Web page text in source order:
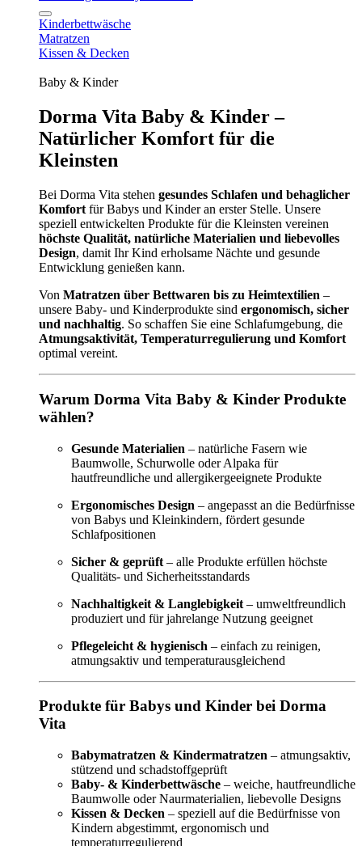
Kinderbettwäsche
Matratzen
Kissen & Decken
Baby & Kinder
Dorma Vita Baby & Kinder –
Natürlicher Komfort für die
Kleinsten
Bei Dorma Vita stehen gesundes Schlafen und behaglicher
Komfort für Babys und Kinder an erster Stelle. Unsere
speziell entwickelten Produkte für die Kleinsten vereinen
höchste Qualität, natürliche Materialien und liebevolles
Design, damit Ihr Kind erholsame Nächte und gesunde
Entwicklung genießen kann.
Von Matratzen über Bettwaren bis zu Heimtextilien –
unsere Baby- und Kinderprodukte sind ergonomisch, sicher
und nachhaltig. So schaffen Sie eine Schlafumgebung, die
Atmungsaktivität, Temperaturregulierung und Komfort
optimal vereint.
Warum Dorma Vita Baby & Kinder Produkte
wählen?
Gesunde Materialien – natürliche Fasern wie
Baumwolle, Schurwolle oder Alpaka für
hautfreundliche und allergikergeeignete Produkte
Ergonomisches Design – angepasst an die Bedürfnisse
von Babys und Kleinkindern, fördert gesunde
Schlafpositionen
Sicher & geprüft – alle Produkte erfüllen höchste
Qualitäts- und Sicherheitsstandards
Nachhaltigkeit & Langlebigkeit – umweltfreundlich
produziert und für jahrelange Nutzung geeignet
Pflegeleicht & hygienisch – einfach zu reinigen,
atmungsaktiv und temperaturausgleichend
Produkte für Babys und Kinder bei Dorma
Vita
Babymatratzen & Kindermatratzen – atmungsaktiv,
stützend und schadstoffgeprüft
Baby- & Kinderbettwäsche – weiche, hautfreundliche
Baumwolle oder Naurmaterialien, liebevolle Designs
Kissen & Decken – speziell auf die Bedürfnisse von
Kindern abgestimmt, ergonomisch und
temperaturregulierend